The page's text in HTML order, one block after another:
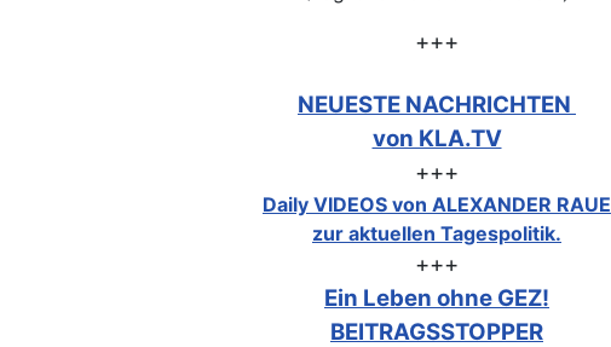
+++
NEUESTE NACHRICHTEN
von KLA.TV
+++
Daily VIDEOS von ALEXANDER RAUE
zur aktuellen Tagespolitik.
+++
Ein Leben ohne GEZ!
BEITRAGSSTOPPER